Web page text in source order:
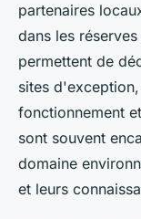
partenaires
dans les
permettent de
sites
fonctionnement
sont souvent
domaine
et leurs